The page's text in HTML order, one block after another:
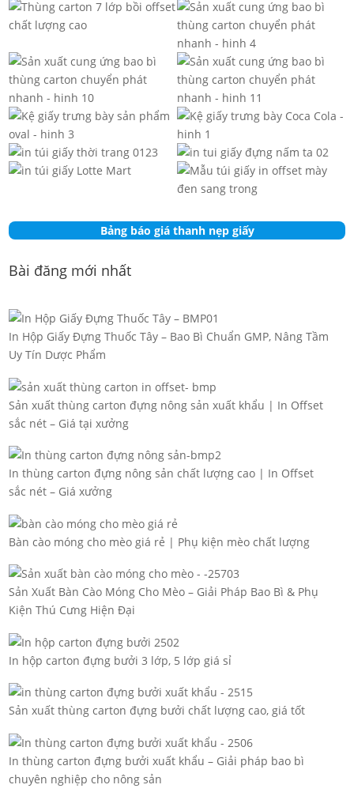
Bảng báo giá thanh nẹp giấy
Bài đăng mới nhất
In Hộp Giấy Đựng Thuốc Tây – Bao Bì Chuẩn GMP, Nâng Tầm
Uy Tín Dược Phẩm
Sản xuất thùng carton đựng nông sản xuất khẩu | In Offset
sắc nét – Giá tại xưởng
In thùng carton đựng nông sản chất lượng cao | In Offset
sắc nét – Giá xưởng
Bàn cào móng cho mèo giá rẻ | Phụ kiện mèo chất lượng
Sản Xuất Bàn Cào Móng Cho Mèo – Giải Pháp Bao Bì & Phụ
Kiện Thú Cưng Hiện Đại
In hộp carton đựng bưởi 3 lớp, 5 lớp giá sỉ
Sản xuất thùng carton đựng bưởi chất lượng cao, giá tốt
In thùng carton đựng bưởi xuất khẩu – Giải pháp bao bì
chuyên nghiệp cho nông sản